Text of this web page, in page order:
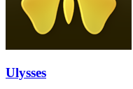
Ulysses